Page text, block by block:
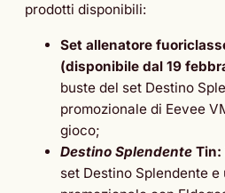
prodotti disponibili:
Set allenatore
(disponibile dal 19
buste del set Destino
promozionale di Eevee
gioco;
Destino Splendente Tin:
set Destino Splendente e